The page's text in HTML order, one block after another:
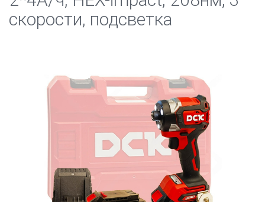
скорости, подсветка